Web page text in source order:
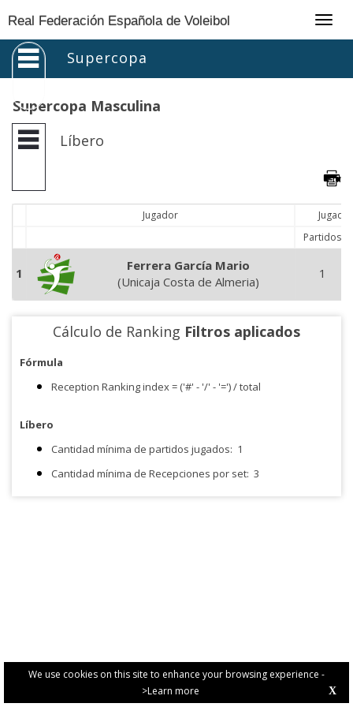
We use cookies on this site to enhance your browsing experience -
>Learn more
X
Real Federación Española de Voleibol
Supercopa
Supercopa Masculina
Líbero
Jugador
Partidos
1
Ferrera García Mario
(Unicaja Costa de Almeria)
1
Cálculo de Ranking Filtros aplicados
Fórmula
Reception Ranking index = ('#' - '/' - '=') / total
Líbero
Cantidad mínima de partidos jugados: 1
Cantidad mínima de Recepciones por set: 3